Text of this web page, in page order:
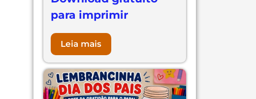
para imprimir
Leia mais